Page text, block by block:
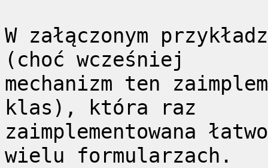
W załączonym
(choć wcześniej
mechanizm ten
klas), która raz
zaimplementowana
wielu formularzach.